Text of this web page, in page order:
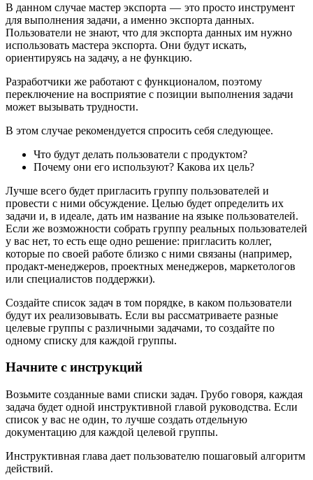
В данном случае мастер экспорта — это просто инструмент
для выполнения задачи, а именно экспорта данных.
Пользователи не знают, что для экспорта данных им нужно
использовать мастера экспорта. Они будут искать,
ориентируясь на задачу, а не функцию.
Разработчики же работают с функционалом, поэтому
переключение на восприятие с позиции выполнения задачи
может вызывать трудности.
В этом случае рекомендуется спросить себя следующее.
Что будут делать пользователи с продуктом?
Почему они его используют? Какова их цель?
Лучше всего будет пригласить группу пользователей и
провести с ними обсуждение. Целью будет определить их
задачи и, в идеале, дать им название на языке пользователей.
Если же возможности собрать группу реальных пользователей
у вас нет, то есть еще одно решение: пригласить коллег,
которые по своей работе близко с ними связаны (например,
продакт-менеджеров, проектных менеджеров, маркетологов
или специалистов поддержки).
Создайте список задач в том порядке, в каком пользователи
будут их реализовывать. Если вы рассматриваете разные
целевые группы с различными задачами, то создайте по
одному списку для каждой группы.
Начните с инструкций
Возьмите созданные вами списки задач. Грубо говоря, каждая
задача будет одной инструктивной главой руководства. Если
список у вас не один, то лучше создать отдельную
документацию для каждой целевой группы.
Инструктивная глава дает пользователю пошаговый алгоритм
действий.